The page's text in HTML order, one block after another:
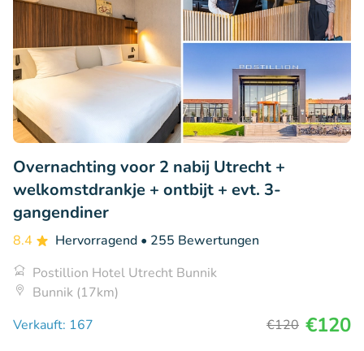
Overnachting voor 2 nabij Utrecht +
welkomstdrankje + ontbijt + evt. 3-
gangendiner
8.4 Hervorragend • 255 Bewertungen
Postillion Hotel Utrecht Bunnik
Bunnik (17km)
Verkauft: 167
€120 €120